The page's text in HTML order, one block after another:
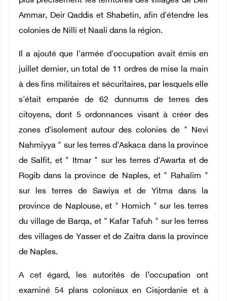
Ammar, Deir Qaddis et Shabetin, afin d'étendre les
colonies de Nilli et Naali dans la région.
Il a ajouté que l'armée d'occupation avait émis en
juillet dernier, un total de 11 ordres de mise la main
à des fins militaires et sécuritaires, par lesquels elle
s'était emparée de 62 dunnums de terres des
citoyens, dont 5 ordonnances visant à créer des
zones d'isolement autour des colonies de " Nevi
Nahmiyya " sur les terres d'Askaca dans la province
de Salfit, et " Itmar " sur les terres d'Awarta et de
Rogib dans la province de Naples, et " Rahalim "
sur les terres de Sawiya et de Yitma dans la
province de Naplouse, et " Homich " sur les terres
du village de Barqa, et " Kafar Tafuh " sur les terres
des villages de Yasser et de Zaitra dans la province
de Naples.
A cet égard, les autorités de l’occupation ont
examiné 54 plans coloniaux en Cisjordanie et à